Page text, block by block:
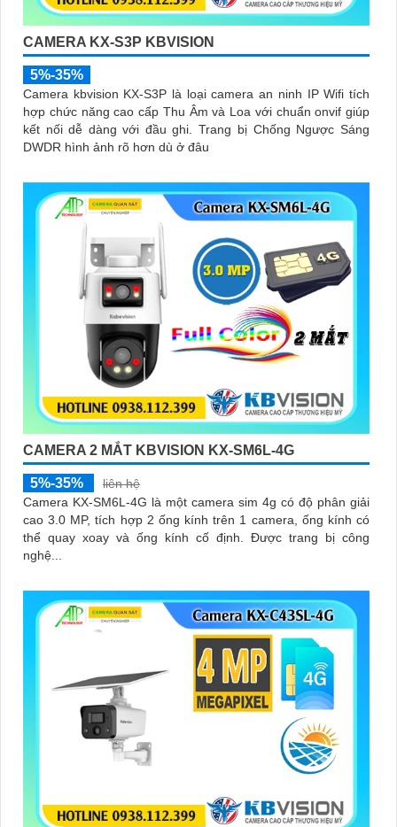
CAMERA KX-S3P KBVISION
5%-35%
Camera kbvision KX-S3P là loại camera an ninh IP Wifi tích
hợp chức năng cao cấp Thu Âm và Loa với chuẩn onvif giúp
kết nối dễ dàng với đầu ghi. Trang bị Chống Ngược Sáng
DWDR hình ảnh rõ hơn dù ở đâu
CAMERA 2 MẮT KBVISION KX-SM6L-4G
5%-35%
liên hệ
Camera KX-SM6L-4G là một camera sim 4g có độ phân giải
cao 3.0 MP, tích hợp 2 ống kính trên 1 camera, ống kính có
thể quay xoay và ống kính cố định. Được trang bị công
nghệ...